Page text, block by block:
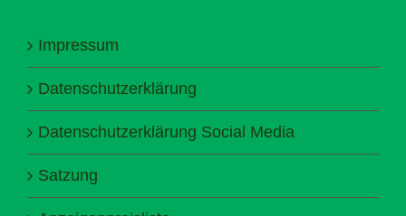
Impressum
Datenschutzerklärung
Datenschutzerklärung Social Media
Satzung